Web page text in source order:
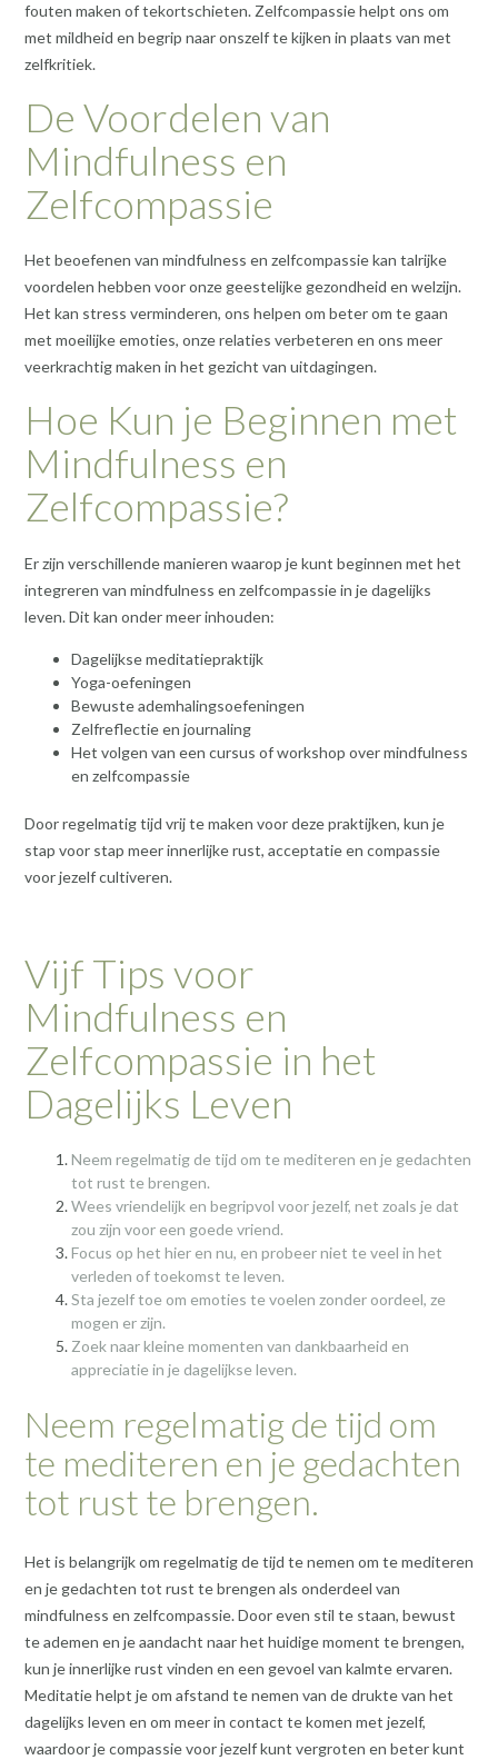
fouten maken of tekortschieten. Zelfcompassie helpt ons om
met mildheid en begrip naar onszelf te kijken in plaats van met
zelfkritiek.
De Voordelen van
Mindfulness en
Zelfcompassie
Het beoefenen van mindfulness en zelfcompassie kan talrijke
voordelen hebben voor onze geestelijke gezondheid en welzijn.
Het kan stress verminderen, ons helpen om beter om te gaan
met moeilijke emoties, onze relaties verbeteren en ons meer
veerkrachtig maken in het gezicht van uitdagingen.
Hoe Kun je Beginnen met
Mindfulness en
Zelfcompassie?
Er zijn verschillende manieren waarop je kunt beginnen met het
integreren van mindfulness en zelfcompassie in je dagelijks
leven. Dit kan onder meer inhouden:
Dagelijkse meditatiepraktijk
Yoga-oefeningen
Bewuste ademhalingsoefeningen
Zelfreflectie en journaling
Het volgen van een cursus of workshop over mindfulness
en zelfcompassie
Door regelmatig tijd vrij te maken voor deze praktijken, kun je
stap voor stap meer innerlijke rust, acceptatie en compassie
voor jezelf cultiveren.
Vijf Tips voor
Mindfulness en
Zelfcompassie in het
Dagelijks Leven
Neem regelmatig de tijd om te mediteren en je gedachten
tot rust te brengen.
Wees vriendelijk en begripvol voor jezelf, net zoals je dat
zou zijn voor een goede vriend.
Focus op het hier en nu, en probeer niet te veel in het
verleden of toekomst te leven.
Sta jezelf toe om emoties te voelen zonder oordeel, ze
mogen er zijn.
Zoek naar kleine momenten van dankbaarheid en
appreciatie in je dagelijkse leven.
Neem regelmatig de tijd om
te mediteren en je gedachten
tot rust te brengen.
Het is belangrijk om regelmatig de tijd te nemen om te mediteren
en je gedachten tot rust te brengen als onderdeel van
mindfulness en zelfcompassie. Door even stil te staan, bewust
te ademen en je aandacht naar het huidige moment te brengen,
kun je innerlijke rust vinden en een gevoel van kalmte ervaren.
Meditatie helpt je om afstand te nemen van de drukte van het
dagelijks leven en om meer in contact te komen met jezelf,
waardoor je compassie voor jezelf kunt vergroten en beter kunt